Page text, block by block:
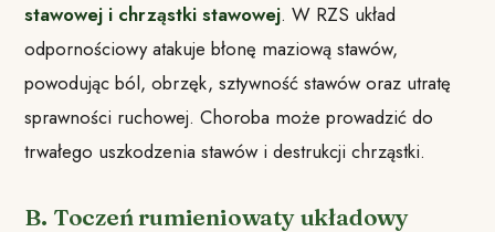
stawowej i chrząstki stawowej. W RZS układ
odpornościowy atakuje błonę maziową stawów,
powodując ból, obrzęk, sztywność stawów oraz utratę
sprawności ruchowej. Choroba może prowadzić do
trwałego uszkodzenia stawów i destrukcji chrząstki.
B. Toczeń rumieniowaty układowy